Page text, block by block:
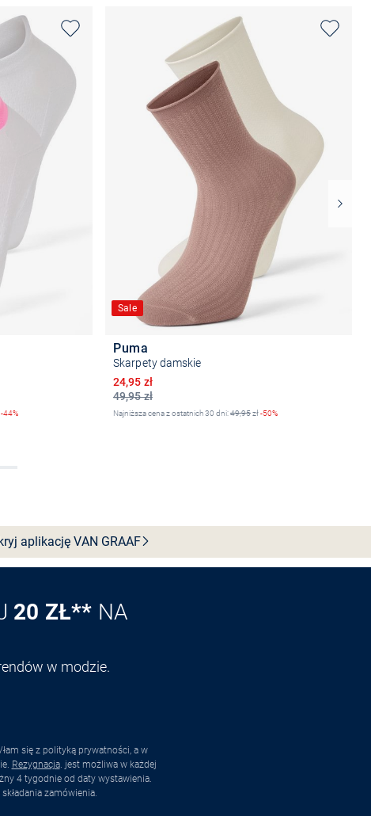
-44%
Sale
Puma
Skarpety damskie
49,95 zł
Obniżona cena
24,95 zł
Najniższa cena z ostatnich 30 dni:49,95zł-50%
aplikację VAN GRAAF
20 ZŁ** NA
w modzie.
się z polityką prywatności, a w
Rezygnacja. jest możliwa w każdej
4 tygodnie od daty wystawienia.
zamówienia.